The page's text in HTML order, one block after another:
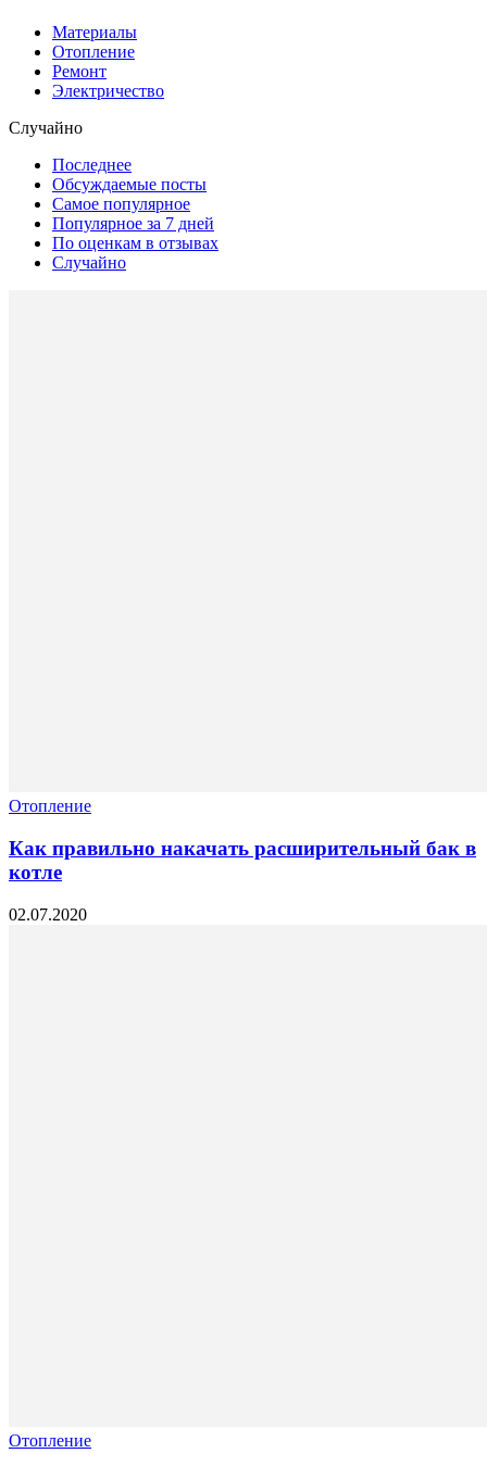
Материалы
Отопление
Ремонт
Электричество
Случайно
Последнее
Обсуждаемые посты
Самое популярное
Популярное за 7 дней
По оценкам в отзывах
Случайно
Отопление
Как правильно накачать расширительный бак в
котле
02.07.2020
Отопление